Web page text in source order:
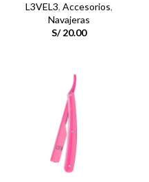
L3VEL3, Accesorios,
Navajeras
S/20.00